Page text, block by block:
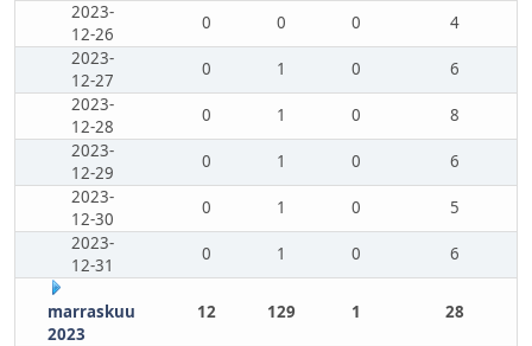
2023-
12-26
0 0 0
4
2023-
12-27
0 1 0
6
2023-
12-28
0 1 0
8
2023-
12-29
0 1 0
6
2023-
12-30
0 1 0
5
2023-
12-31
0 1 0 6
marraskuu
2023
12 129 1 28